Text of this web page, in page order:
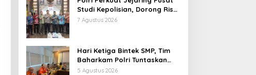
Studi Kepolisian, Dorong Riset
Jadi Dasar Kebijakan dan
7 Agustus 2026
Hari Ketiga Bintek SMP, Tim
Baharkam Polri Tuntaskan
Pemeriksaan Pola
5 Agustus 2026